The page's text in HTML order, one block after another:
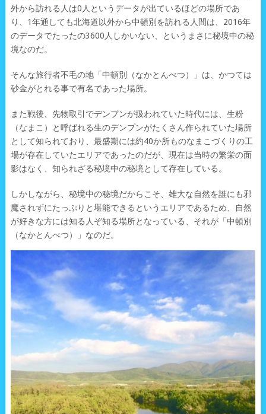
外から訪れる人は0人というデータが出ているほどの場所であ
り、1年通しても北海道以外から中頓別を訪れる人間は、2016年
のデータでたったの3600人しかいない、というまさに秘境中の秘
境なのだ。
そんな旅行者不毛の地「中頓別（なかとんべつ）」は、かつては
砂金がとれる事で有名であった場所。
また戦後、先物取引でデンプンが扱われていた時代には、生粉
（なまこ）と呼ばれる生のデンプンがたくさん作られていた場所
として知られており、最盛期には約40か所ものなまこづくりの工
場が存在していたエリアであったのだが、現在は当時の繁栄の面
影はなく、知られざる秘境中の秘境として存在している。
しかしながら、秘境中の秘境だからこそ、雄大な自然を誰にも邪
魔されずにたっぷりと堪能できるというエリアであるため、自然
が好きな方には知る人ぞ知る場所となっている、それが「中頓別
（なかとんべつ）」なのだ。